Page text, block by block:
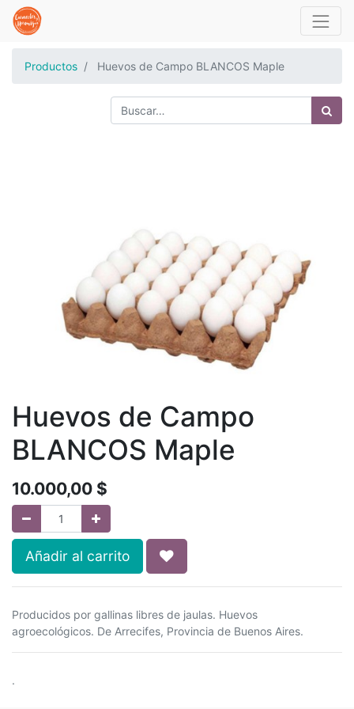
Productos Huevos de Campo BLANCOS Maple
Huevos de Campo
BLANCOS Maple
10.000,00 $
Añadir al carrito
Producidos por gallinas libres de jaulas. Huevos
agroecológicos. De Arrecifes, Provincia de Buenos Aires.
.